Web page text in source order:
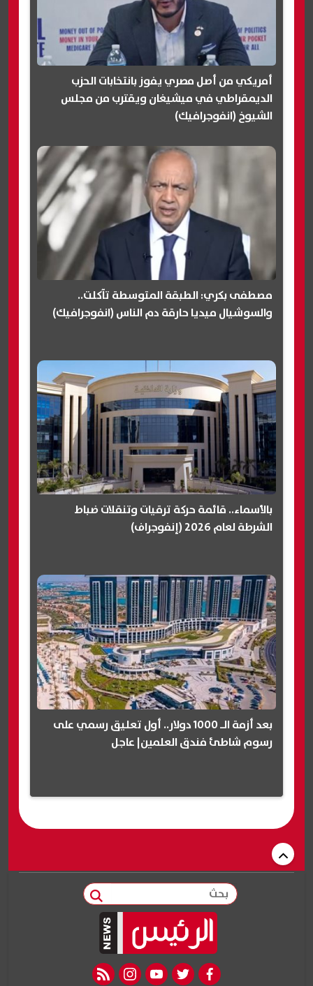
أمريكي من أصل مصري يفوز بانتخابات الحزب
الديمقراطي في ميشيغان ويقترب من مجلس
الشيوخ (انفوجرافيك)
مصطفى بكري: الطبقة المتوسطة تآكلت..
والسوشيال ميديا حارقة دم الناس (انفوجرافيك)
بالأسماء.. قائمة حركة ترقيات وتنقلات ضباط
الشرطة لعام 2026 (إنفوجراف)
بعد أزمة الـ 1000 دولار.. أول تعليق رسمي على
رسوم شاطئ فندق العلمين| عاجل
بحث